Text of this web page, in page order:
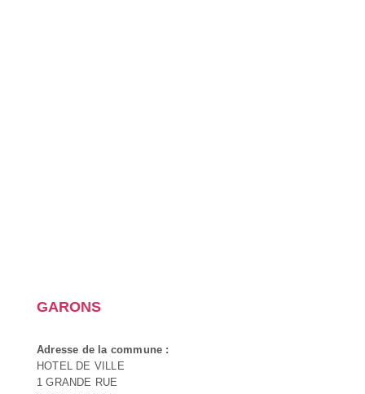
GARONS
Adresse de la commune :
HOTEL DE VILLE
1 GRANDE RUE